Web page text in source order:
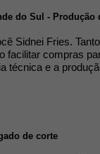
do Sul - Produção
Sidnei Fries.
facilitar compras
técnica e a
de corte